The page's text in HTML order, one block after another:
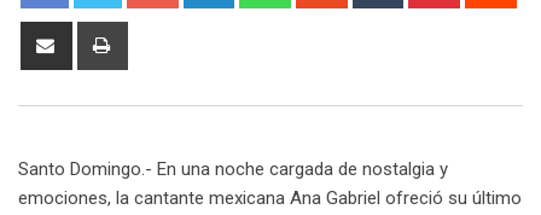
Share
Santo Domingo.- En una noche cargada de nostalgia y
emociones, la cantante mexicana Ana Gabriel ofreció su último